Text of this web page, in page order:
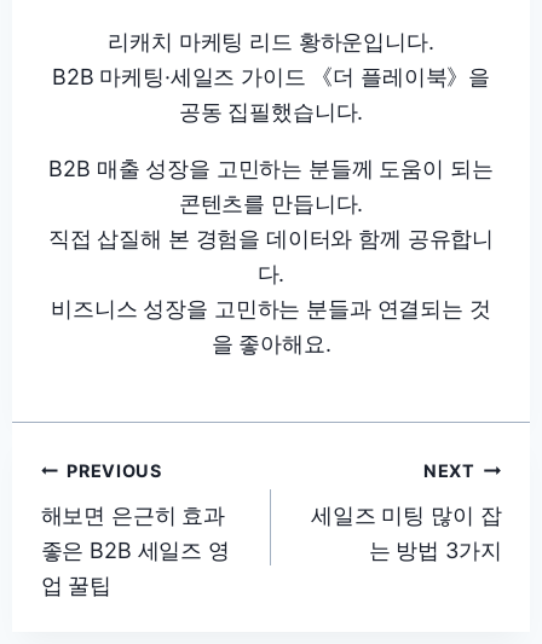
리캐치 마케팅 리드 황하운입니다.
B2B 마케팅·세일즈 가이드 《더 플레이북》을
공동 집필했습니다.
B2B 매출 성장을 고민하는 분들께 도움이 되는
콘텐츠를 만듭니다.
직접 삽질해 본 경험을 데이터와 함께 공유합니
다.
비즈니스 성장을 고민하는 분들과 연결되는 것
을 좋아해요.
글
탐
색
PREVIOUS
해보면 은근히 효과
좋은 B2B 세일즈 영
업 꿀팁
NEXT
세일즈 미팅 많이 잡
는 방법 3가지